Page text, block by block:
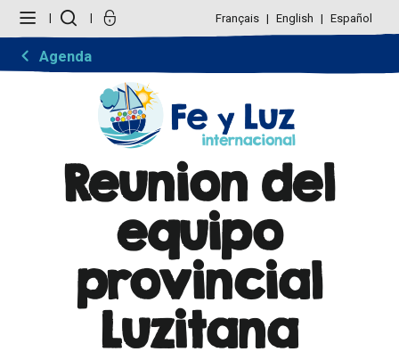
contenido.
navegación
Personales
Français English Español
Agenda
Reunion del
equipo
provincial
Luzitana